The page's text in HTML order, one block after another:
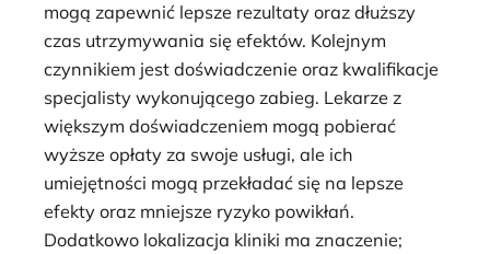
mogą zapewnić lepsze rezultaty oraz dłuższy
czas utrzymywania się efektów. Kolejnym
czynnikiem jest doświadczenie oraz kwalifikacje
specjalisty wykonującego zabieg. Lekarze z
większym doświadczeniem mogą pobierać
wyższe opłaty za swoje usługi, ale ich
umiejętności mogą przekładać się na lepsze
efekty oraz mniejsze ryzyko powikłań.
Dodatkowo lokalizacja kliniki ma znaczenie;